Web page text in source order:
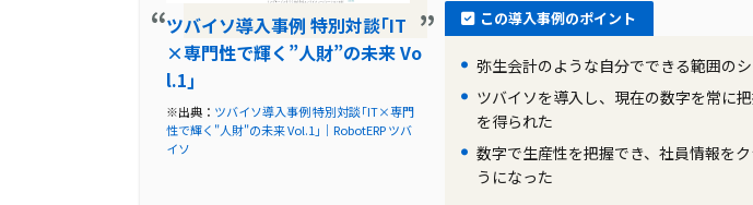
ツバイソ導入事例 特別対談｢IT
×専門性で輝く”人財”の未来 Vo
l.1｣
※出典： ツバイソ導入事例 特別対談｢IT×専門
性で輝く"人財"の未来 Vol.1｣｜RobotERP ツバ
イソ
この導入事例のポイント
弥生会計のような自分でできる範囲の
ツバイソを導入し、現在の数字を常に
を得られた
数字で生産性を把握でき、社員情報を
うになった